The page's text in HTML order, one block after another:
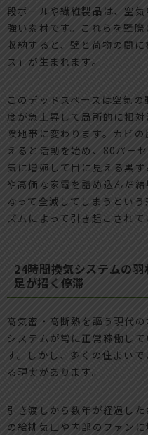
段ボールや繊維製品は、空
強い素材です。これらを壁
収納すると、壁と荷物の間
ス」が生まれます。
このデッドスペースは空気
度が急上昇して局所的に相
険地帯に変わります。カビ
えると活動を始め、80パー
気に増殖して目に見える黒
や高価な家電を詰め込んだ
なって全滅してしまうとい
ズムによって引き起こされて
24時間換気システムの
足が招く停滞
高気密・高断熱を謳う現代
システムが常に正常稼働し
す。しかし、多くの住まい
る現実があります。
引き渡しから数年が経過し
の給排気口や内部のファン